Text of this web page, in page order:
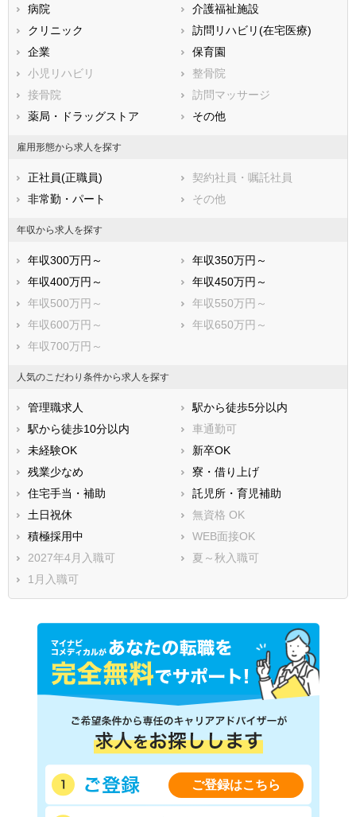
静岡県
三重県
滋賀県
大阪府
兵庫県
鳥取県
広島県
徳島県
香川県
愛媛県
鹿児島県
病院
介護福祉施設
クリニック
訪問リハビリ(在宅医療)
企業
保育園
小児リハビリ
整骨院
接骨院
訪問マッサージ
薬局・ドラッグストア
その他
雇用形態から求人を探す
正社員(正職員)
契約社員・嘱託社員
非常勤・パート
その他
年収から求人を探す
年収300万円～
年収350万円～
年収400万円～
年収450万円～
年収500万円～
年収550万円～
年収600万円～
年収650万円～
年収700万円～
人気のこだわり条件から求人を探す
管理職求人
駅から徒歩5分以内
駅から徒歩10分以内
車通勤可
未経験OK
新卒OK
残業少なめ
寮・借り上げ
住宅手当・補助
託児所・育児補助
土日祝休
無資格 OK
積極採用中
WEB面接OK
2027年4月入職可
夏～秋入職可
1月入職可
ご登録はこちら